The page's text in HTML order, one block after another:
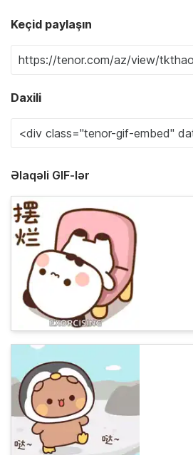
Keçid paylaşın
Daxili
Əlaqəli GIF-lər